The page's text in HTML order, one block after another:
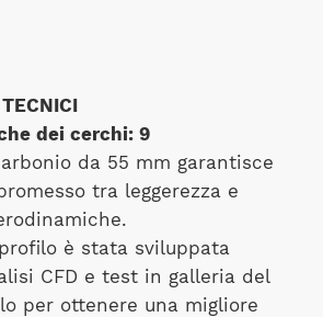
dei cerchi: 9
da 55 mm garantisce
tra leggerezza e
è stata sviluppata
CFD e test in galleria del
per ottenere una migliore